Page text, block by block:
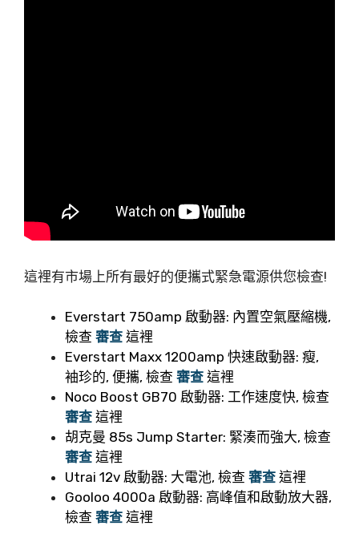
這裡有市場上所有最好的便攜式緊急電源供您檢查!
Everstart 750amp 啟動器: 內置空氣壓縮機,
檢查 審查 這裡
Everstart Maxx 1200amp 快速啟動器: 瘦,
袖珍的, 便攜, 檢查 審查 這裡
Noco Boost GB70 啟動器: 工作速度快, 檢查
審查 這裡
胡克曼 85s Jump Starter: 緊湊而強大, 檢查
審查 這裡
Utrai 12v 啟動器: 大電池, 檢查 審查 這裡
Gooloo 4000a 啟動器: 高峰值和啟動放大器,
檢查 審查 這裡